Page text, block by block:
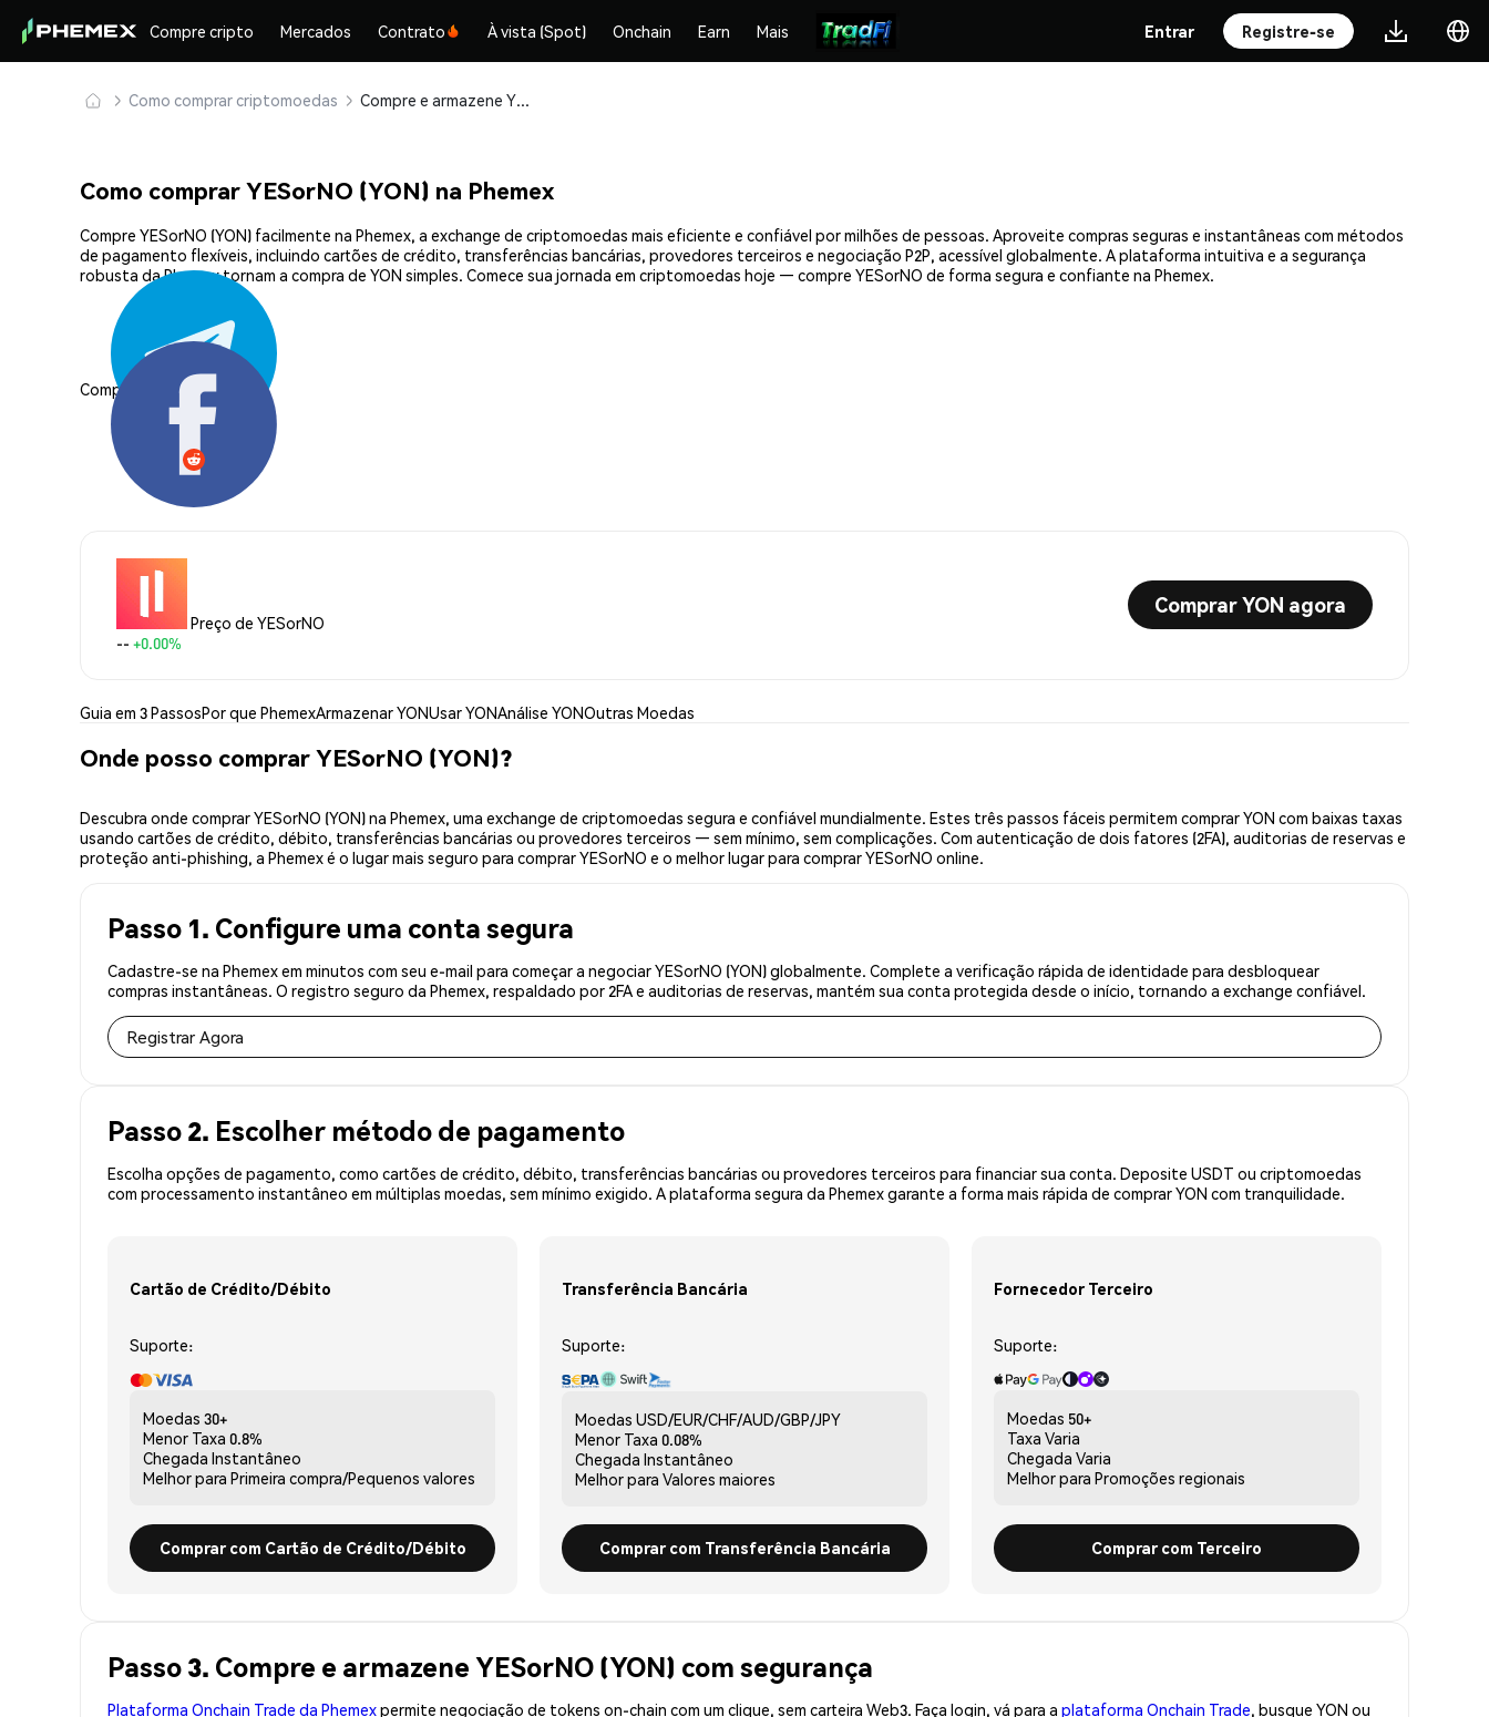
Compre cripto Mercados Contrato À vista (Spot) Onchain Earn Mais Entrar Registre-se
Como comprar criptomoedas Compre e armazene YESorNO (YON) com segurança
Como comprar YESorNO (YON) na Phemex
Compre YESorNO (YON) facilmente na Phemex, a exchange de criptomoedas mais eficiente e confiável por milhões de pessoas. Aproveite compras seguras e instantâneas com métodos
de pagamento flexíveis, incluindo cartões de crédito, transferências bancárias, provedores terceiros e negociação P2P, acessível globalmente. A plataforma intuitiva e a segurança
robusta da Phemex tornam a compra de YON simples. Comece sua jornada em criptomoedas hoje — compre YESorNO de forma segura e confiante na Phemex.
Compartilhar:
Preço de YESorNO
-- +0.00%
Comprar YON agora
Guia em 3 PassosPor que PhemexArmazenar YONUsar YONAnálise YONOutras Moedas
Onde posso comprar YESorNO (YON)?
Descubra onde comprar YESorNO (YON) na Phemex, uma exchange de criptomoedas segura e confiável mundialmente. Estes três passos fáceis permitem comprar YON com baixas taxas
usando cartões de crédito, débito, transferências bancárias ou provedores terceiros — sem mínimo, sem complicações. Com autenticação de dois fatores (2FA), auditorias de reservas e
proteção anti-phishing, a Phemex é o lugar mais seguro para comprar YESorNO e o melhor lugar para comprar YESorNO online.
Passo 1. Configure uma conta segura
Cadastre-se na Phemex em minutos com seu e-mail para começar a negociar YESorNO (YON) globalmente. Complete a verificação rápida de identidade para desbloquear
compras instantâneas. O registro seguro da Phemex, respaldado por 2FA e auditorias de reservas, mantém sua conta protegida desde o início, tornando a exchange confiável.
Registrar Agora
Passo 2. Escolher método de pagamento
Escolha opções de pagamento, como cartões de crédito, débito, transferências bancárias ou provedores terceiros para financiar sua conta. Deposite USDT ou criptomoedas
com processamento instantâneo em múltiplas moedas, sem mínimo exigido. A plataforma segura da Phemex garante a forma mais rápida de comprar YON com tranquilidade.
Cartão de Crédito/Débito
Suporte:
Moedas 30+
Menor Taxa 0.8%
Chegada Instantâneo
Melhor para Primeira compra/Pequenos valores
Comprar com Cartão de Crédito/Débito
Transferência Bancária
Suporte:
Moedas USD/EUR/CHF/AUD/GBP/JPY
Menor Taxa 0.08%
Chegada Instantâneo
Melhor para Valores maiores
Comprar com Transferência Bancária
Fornecedor Terceiro
Suporte:
Moedas 50+
Taxa Varia
Chegada Varia
Melhor para Promoções regionais
Comprar com Terceiro
Passo 3. Compre e armazene YESorNO (YON) com segurança
Plataforma Onchain Trade da Phemexpermite negociação de tokens on-chain com um clique, sem carteira Web3. Faça login, vá para a plataforma Onchain Trade, busque YON ou